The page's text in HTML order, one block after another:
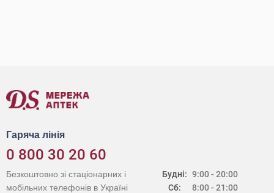
Гаряча лінія
0 800 30 20 60
Будні:
Сб:
9:00 - 20:00
8:00 - 21:00
Безкоштовно зі стаціонарних і
мобільних телефонів в Україні